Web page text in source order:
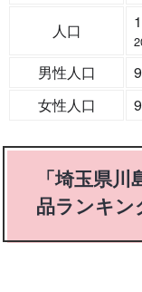
人口
男性人口
女性人口
「埼玉県
品ランキン